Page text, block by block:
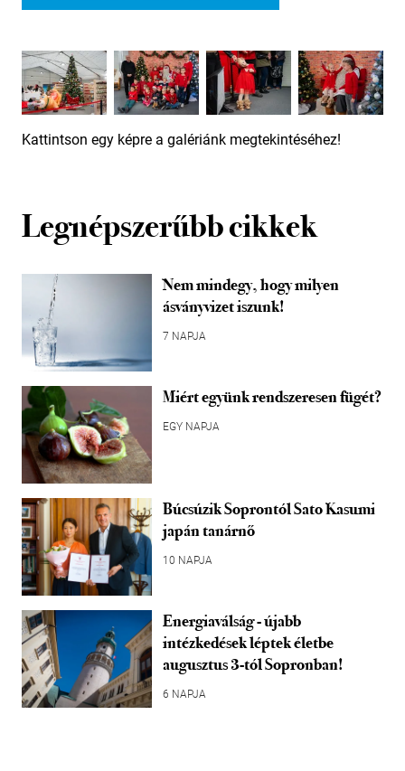
Kattintson egy képre a galériánk megtekintéséhez!
Legnépszerűbb cikkek
Nem mindegy, hogy milyen
ásványvizet iszunk!
7 NAPJA
Miért együnk rendszeresen fügét?
EGY NAPJA
Búcsúzik Soprontól Sato Kasumi
japán tanárnő
10 NAPJA
Energiaválság - újabb
intézkedések léptek életbe
augusztus 3-tól Sopronban!
6 NAPJA